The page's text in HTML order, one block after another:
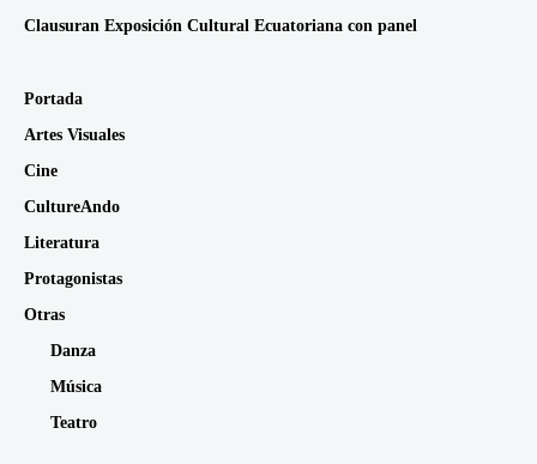
Clausuran Exposición Cultural Ecuatoriana con panel
Portada
Artes Visuales
Cine
CultureAndo
Literatura
Protagonistas
Otras
Danza
Música
Teatro